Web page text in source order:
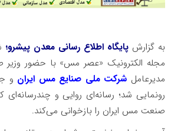
به گزارش پایگاه اطلاع رسانی معدن پیشرو؛
مجله الکترونیک «عصر مس» با حضور
مدیرعامل شرکت ملی صنایع مس ایران و
رونمایی شد؛ رسانه‌ای روایی و چندرسانه‌ای
صنعت مس ایران را بازخوانی می‌کند.